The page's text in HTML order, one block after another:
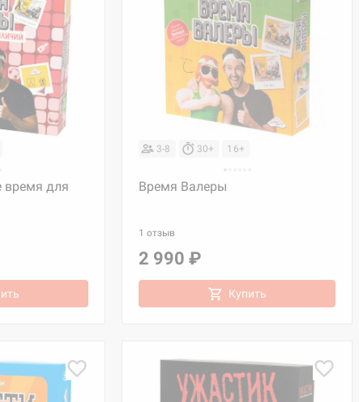
время для
3-8 30+ 16+
Время Валеры
1 отзыв
2 990 ₽
Купить